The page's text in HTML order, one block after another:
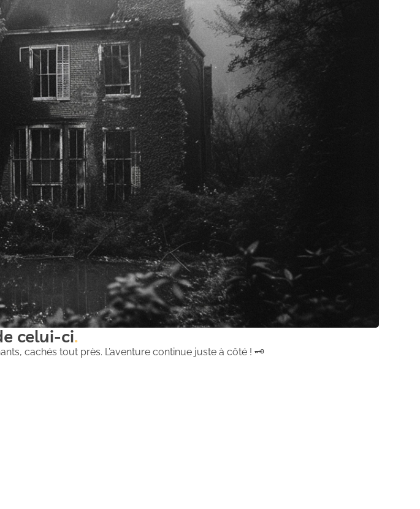
celui-ci
cachés tout près. L’aventure continue juste à côté ! 🗝️